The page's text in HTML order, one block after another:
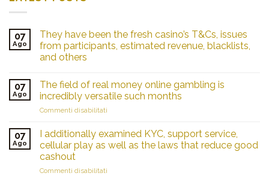
07
Ago
They have been the fresh casino’s T&Cs, issues
from participants, estimated revenue, blacklists,
and others
07
Ago
The field of real money online gambling is
incredibly versatile such months
Commenti disabilitati
field
real
07
Ago
I additionally examined KYC, support service,
cellular play as well as the laws that reduce good
cashout
Commenti disabilitati